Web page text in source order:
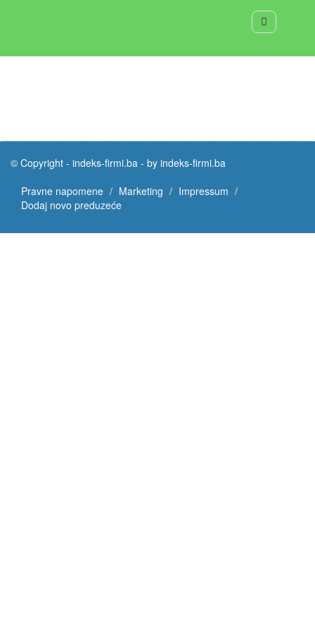
© Copyright - indeks-firmi.ba - by indeks-firmi.ba
Pravne napomene
Marketing
Impressum
Dodaj novo preduzeće